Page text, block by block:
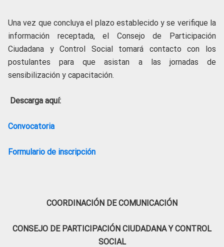
Una vez que concluya el plazo establecido y se verifique la
información receptada, el Consejo de Participación
Ciudadana y Control Social tomará contacto con los
postulantes para que asistan a las jornadas de
sensibilización y capacitación.
Descarga aquí:
Convocatoria
Formulario de inscripción
COORDINACIÓN DE COMUNICACIÓN
CONSEJO DE PARTICIPACIÓN CIUDADANA Y CONTROL
SOCIAL